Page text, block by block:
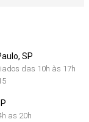
SP
das 10h às 17h
as 20h